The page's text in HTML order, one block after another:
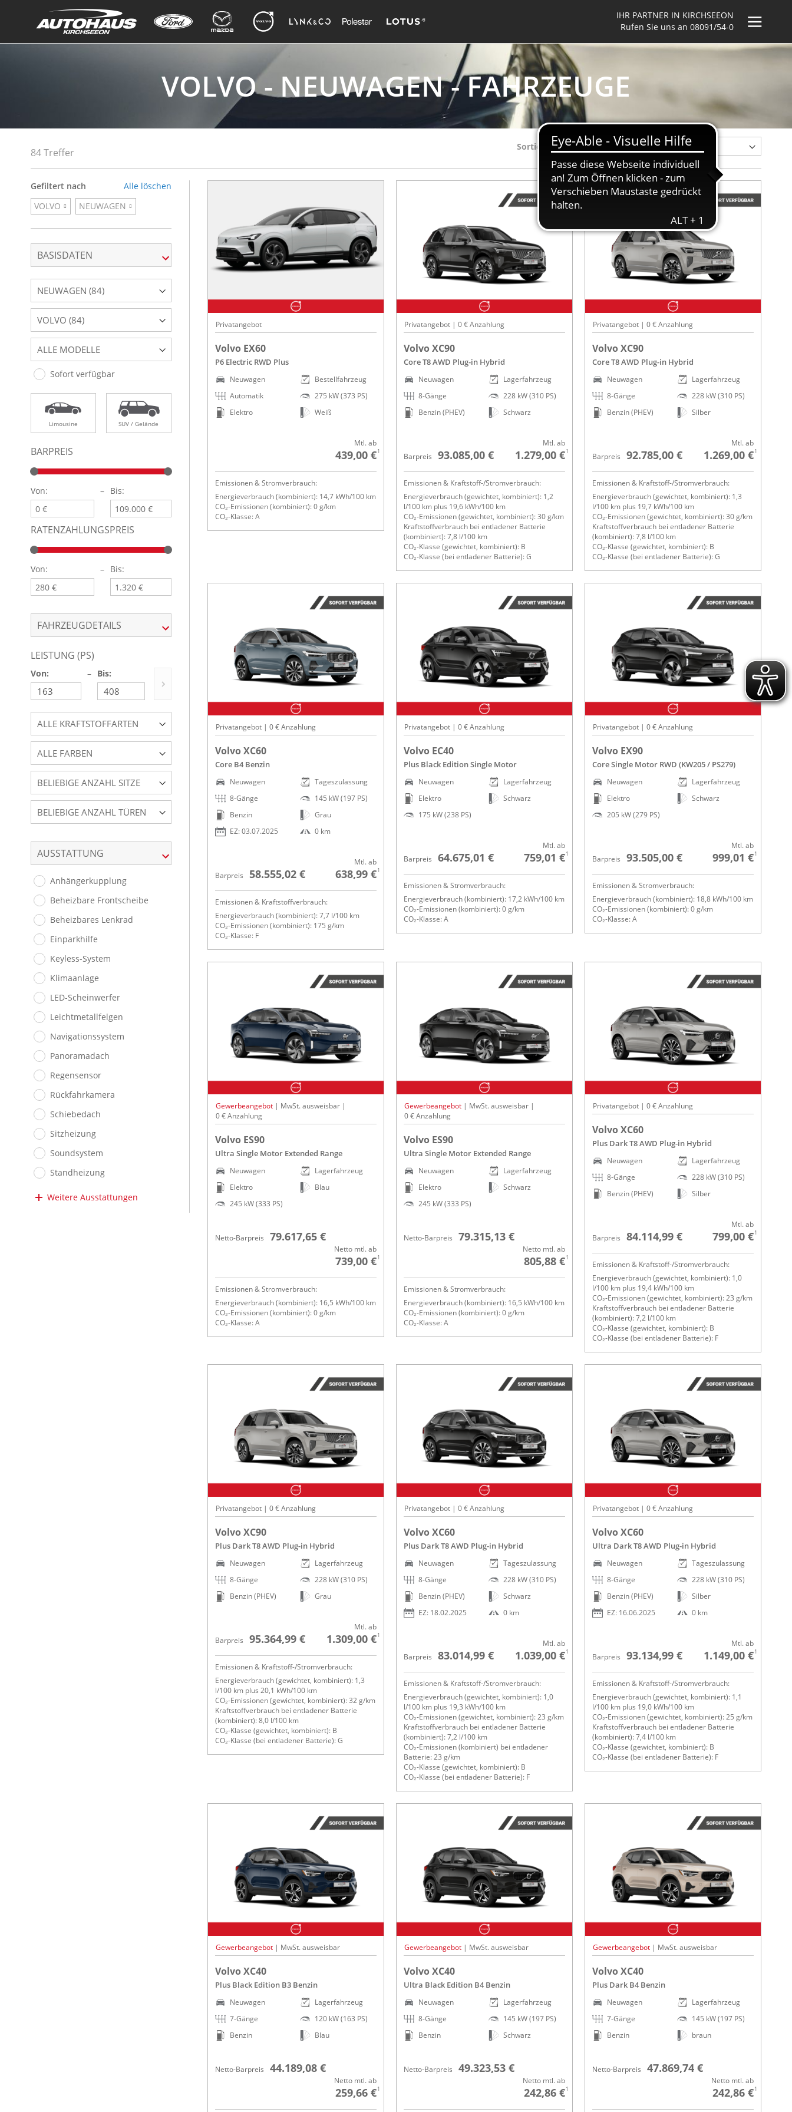
IHR PARTNER IN KIRCHSEEON
Rufen Sie uns an 08091/54-0
VOLVO - NEUWAGEN - FAHRZEUGE
84 Treffer Sortieren nach
Privatangebot
Volvo EX60
P6 Electric RWD Plus
Neuwagen
Automatik
Elektro
Bestellfahrzeug
275 kW (373 PS)
Weiß
Mtl. ab
439,00 €1
Emissionen & Stromverbrauch:
Energieverbrauch (kombiniert): 14,7 kWh/100 km
CO₂-Emissionen (kombiniert): 0 g/km
CO₂-Klasse: A
Privatangebot | 0 € Anzahlung
Volvo XC90
Core T8 AWD Plug-in Hybrid
Neuwagen
8-Gänge
Benzin (PHEV)
Lagerfahrzeug
228 kW (310 PS)
Schwarz
Barpreis 93.085,00 €
Mtl. ab
1.279,00 €1
Emissionen & Kraftstoff-/Stromverbrauch:
Energieverbrauch (gewichtet, kombiniert): 1,2
l/100 km plus 19,6 kWh/100 km
CO₂-Emissionen (gewichtet, kombiniert): 30 g/km
Kraftstoffverbrauch bei entladener Batterie
(kombiniert): 7,8 l/100 km
CO₂-Klasse (gewichtet, kombiniert): B
CO₂-Klasse (bei entladener Batterie): G
Privatangebot | 0 € Anzahlung
Volvo XC90
Core T8 AWD Plug-in Hybrid
Neuwagen
8-Gänge
Benzin (PHEV)
Lagerfahrzeug
228 kW (310 PS)
Silber
Barpreis 92.785,00 €
Mtl. ab
1.269,00 €1
Emissionen & Kraftstoff-/Stromverbrauch:
Energieverbrauch (gewichtet, kombiniert): 1,3
l/100 km plus 19,7 kWh/100 km
CO₂-Emissionen (gewichtet, kombiniert): 30 g/km
Kraftstoffverbrauch bei entladener Batterie
(kombiniert): 7,8 l/100 km
CO₂-Klasse (gewichtet, kombiniert): B
CO₂-Klasse (bei entladener Batterie): G
Privatangebot | 0 € Anzahlung
Volvo XC60
Core B4 Benzin
Neuwagen
8-Gänge
Benzin
EZ: 03.07.2025
Tageszulassung
145 kW (197 PS)
Grau
0 km
Barpreis 58.555,02 €
Mtl. ab
638,99 €1
Emissionen & Kraftstoffverbrauch:
Energieverbrauch (kombiniert): 7,7 l/100 km
CO₂-Emissionen (kombiniert): 175 g/km
CO₂-Klasse: F
Privatangebot | 0 € Anzahlung
Volvo EC40
Plus Black Edition Single Motor
Neuwagen
Elektro
175 kW (238 PS)
Lagerfahrzeug
Schwarz
Barpreis 64.675,01 €
Mtl. ab
759,01 €1
Emissionen & Stromverbrauch:
Energieverbrauch (kombiniert): 17,2 kWh/100 km
CO₂-Emissionen (kombiniert): 0 g/km
CO₂-Klasse: A
Privatangebot | 0 € Anzahlung
Volvo EX90
Core Single Motor RWD (KW205 / PS279)
Neuwagen
Elektro
205 kW (279 PS)
Lagerfahrzeug
Schwarz
Barpreis 93.505,00 €
Mtl. ab
999,01 €1
Emissionen & Stromverbrauch:
Energieverbrauch (kombiniert): 18,8 kWh/100 km
CO₂-Emissionen (kombiniert): 0 g/km
CO₂-Klasse: A
Gewerbeangebot | MwSt. ausweisbar |
0 € Anzahlung
Volvo ES90
Ultra Single Motor Extended Range
Neuwagen
Elektro
245 kW (333 PS)
Lagerfahrzeug
Blau
Netto-Barpreis 79.617,65 €
Netto mtl. ab
739,00 €1
Emissionen & Stromverbrauch:
Energieverbrauch (kombiniert): 16,5 kWh/100 km
CO₂-Emissionen (kombiniert): 0 g/km
CO₂-Klasse: A
Gewerbeangebot| MwSt. ausweisbar |
0 € Anzahlung
Volvo ES90
Ultra Single Motor Extended Range
Neuwagen
Elektro
245 kW (333 PS)
Lagerfahrzeug
Schwarz
Netto-Barpreis 79.315,13 €
Netto mtl. ab
805,88 €1
Emissionen & Stromverbrauch:
Energieverbrauch (kombiniert): 16,5 kWh/100 km
CO₂-Emissionen (kombiniert): 0 g/km
CO₂-Klasse: A
Privatangebot | 0 € Anzahlung
Volvo XC60
Plus Dark T8 AWD Plug-in Hybrid
Neuwagen
8-Gänge
Benzin (PHEV)
Lagerfahrzeug
228 kW (310 PS)
Silber
Barpreis 84.114,99 €
Mtl. ab
799,00 €1
Emissionen & Kraftstoff-/Stromverbrauch:
Energieverbrauch (gewichtet, kombiniert): 1,0
l/100 km plus 19,4 kWh/100 km
CO₂-Emissionen (gewichtet, kombiniert): 23 g/km
Kraftstoffverbrauch bei entladener Batterie
(kombiniert): 7,2 l/100 km
CO₂-Klasse (gewichtet, kombiniert): B
CO₂-Klasse (bei entladener Batterie): F
Privatangebot | 0 € Anzahlung
Volvo XC90
Plus Dark T8 AWD Plug-in Hybrid
Neuwagen
8-Gänge
Benzin (PHEV)
Lagerfahrzeug
228 kW (310 PS)
Grau
Barpreis 95.364,99 €
Mtl. ab
1.309,00 €1
Emissionen & Kraftstoff-/Stromverbrauch:
Energieverbrauch (gewichtet, kombiniert): 1,3
l/100 km plus 20,1 kWh/100 km
CO₂-Emissionen (gewichtet, kombiniert): 32 g/km
Kraftstoffverbrauch bei entladener Batterie
(kombiniert): 8,0 l/100 km
CO₂-Klasse (gewichtet, kombiniert): B
CO₂-Klasse (bei entladener Batterie): G
Privatangebot | 0 € Anzahlung
Volvo XC60
Plus Dark T8 AWD Plug-in Hybrid
Neuwagen
8-Gänge
Benzin (PHEV)
EZ: 18.02.2025
Tageszulassung
228 kW (310 PS)
Schwarz
0 km
Barpreis 83.014,99 €
Mtl. ab
1.039,00 €1
Emissionen & Kraftstoff-/Stromverbrauch:
Energieverbrauch (gewichtet, kombiniert): 1,0
l/100 km plus 19,3 kWh/100 km
CO₂-Emissionen (gewichtet, kombiniert): 23 g/km
Kraftstoffverbrauch bei entladener Batterie
(kombiniert): 7,2 l/100 km
CO₂-Emissionen (kombiniert) bei entladener
Batterie: 23 g/km
CO₂-Klasse (gewichtet, kombiniert): B
CO₂-Klasse (bei entladener Batterie): F
Privatangebot | 0 € Anzahlung
Volvo XC60
Ultra Dark T8 AWD Plug-in Hybrid
Neuwagen
8-Gänge
Benzin (PHEV)
EZ: 16.06.2025
Tageszulassung
228 kW (310 PS)
Silber
0 km
Barpreis 93.134,99 €
Mtl. ab
1.149,00 €1
Emissionen & Kraftstoff-/Stromverbrauch:
Energieverbrauch (gewichtet, kombiniert): 1,1
l/100 km plus 19,0 kWh/100 km
CO₂-Emissionen (gewichtet, kombiniert): 25 g/km
Kraftstoffverbrauch bei entladener Batterie
(kombiniert): 7,4 l/100 km
CO₂-Klasse (gewichtet, kombiniert): B
CO₂-Klasse (bei entladener Batterie): F
Gewerbeangebot | MwSt. ausweisbar
Volvo XC40
Plus Black Edition B3 Benzin
Neuwagen
7-Gänge
Benzin
Lagerfahrzeug
120 kW (163 PS)
Blau
Netto-Barpreis 44.189,08 €
Netto mtl. ab
259,66 €1
Gewerbeangebot| MwSt. ausweisbar
Volvo XC40
Ultra Black Edition B4 Benzin
Neuwagen
8-Gänge
Benzin
Lagerfahrzeug
145 kW (197 PS)
Schwarz
Netto-Barpreis 49.323,53 €
Netto mtl. ab
242,86 €1
Gewerbeangebot| MwSt. ausweisbar
Volvo XC40
Plus Dark B4 Benzin
Neuwagen
7-Gänge
Benzin
Lagerfahrzeug
145 kW (197 PS)
braun
Netto-Barpreis 47.869,74 €
Netto mtl. ab
242,86 €1
Gefiltert nach
Alle löschen
VOLVO
NEUWAGEN
BASISDATEN
NEUWAGEN (84)
VOLVO (84)
ALLE MODELLE
Sofort verfügbar
Limousine SUV / Gelände
BARPREIS
Von: – Bis:
RATENZAHLUNGSPREIS
Von: – Bis:
FAHRZEUGDETAILS
LEISTUNG (PS)
Von: – Bis:
ALLE KRAFTSTOFFARTEN
ALLE FARBEN
BELIEBIGE ANZAHL SITZE
BELIEBIGE ANZAHL TÜREN
AUSSTATTUNG
Anhängerkupplung
Beheizbare Frontscheibe
Beheizbares Lenkrad
Einparkhilfe
Keyless-System
Klimaanlage
LED-Scheinwerfer
Leichtmetallfelgen
Navigationssystem
Panoramadach
Regensensor
Rückfahrkamera
Schiebedach
Sitzheizung
Soundsystem
Standheizung
Weitere Ausstattungen